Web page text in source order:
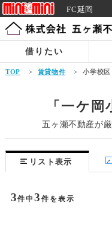
FC延岡
借りたい
TOP > 賃貸物件 > 小学校区
「一ケ
五ヶ瀬不動産が
リスト表示
3件中3件を表示